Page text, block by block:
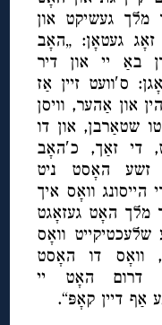
געשיקט און
געטאָן: „האָב
באַ יי און דיר
ס′וועט זיין אַז
און אַהער, וויסן
שטאַרבן, און דו
די זאַך, כ′האָב
זשע האָסט ניט
הייסונג וואָס איך
מלך האָט געזאָגט
שלעכטיקייט וואָס
וואָס דו האָסט
דרום האָט יי
אַף דיין קאָפּ“.